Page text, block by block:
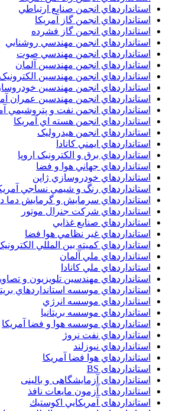
استانداردهاي انجمن صنايع ارتباطي
استانداردهاي انجمن گاز آمريکا
استانداردهاي انجمن گاز فشرده
استانداردهاي انجمن مهندسي روشنايي
استانداردهاي انجمن مهندسي صوت
استانداردهاي انجمن مهندسين آلمان
استانداردهاي انجمن مهندسين الکترونيک
استانداردهاي انجمن مهندسين
استانداردهاي انجمن مهندسين عمران
استانداردهاي انجمن نفت و پتروشيمي
استانداردهاي انجمن هسته اي آمريکا
استانداردهاي انجمن هيدروليک
استانداردهاي ايمني کانادا
استانداردهاي برق و الکترونبک اروپا
استانداردهاي جهاني هوا و فضا
استانداردهاي خودروسازي ژاپن
استانداردهاي رنگ و شيمي نساجي
استانداردهاي سرمايش و گرمايش دما
استانداردهاي شرکت جنرال موتور
استانداردهاي صنايع غذايي
استانداردهاي غير نظامي هوا فضا
استانداردهاي کميته بين المللي
استانداردهاي ملي آلمان
استانداردهاي ملي کانادا
استانداردهاي مهندسين تلويزيون و
استانداردهاي موسسه استانداردهاي
استانداردهاي موسسه انرژي
استانداردهاي موسسه بريتانيا
استانداردهاي موسسه هوا و فضا آمريکا
استانداردهاي نفت نروژ
استانداردهاي نيوزلند
استانداردهاي هوا فضا آمريکا
استانداردهای BS
استانداردهای آزمایشگاهی و بالینی
استانداردهای آزمون مایعات نافذ
استانداردهای آمريكايي اكوستيك